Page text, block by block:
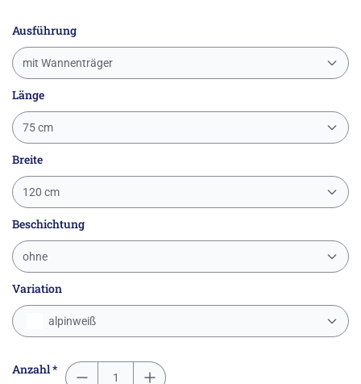
Ausführung
mit Wannenträger
Länge
75 cm
Breite
120 cm
Beschichtung
ohne
Variation
alpinweiß
Anzahl *